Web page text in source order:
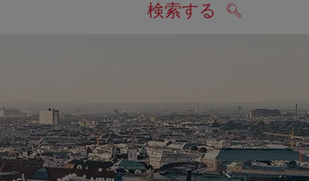
検索する